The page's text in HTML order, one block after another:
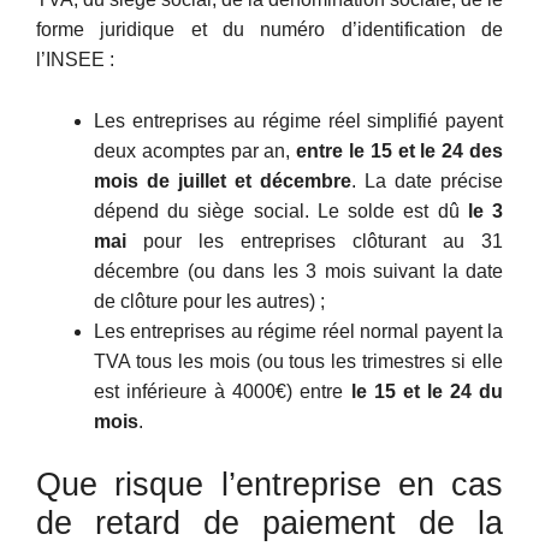
forme juridique et du numéro d’identification de
l’INSEE :
Les entreprises au régime réel simplifié payent
deux acomptes par an,entre le 15 et le 24 des
mois de juillet et décembre. La date précise
dépend du siège social. Le solde est dû
le 3
mai pour les entreprises clôturant au 31
décembre (ou dans les 3 mois suivant la date
de clôture pour les autres) ;
Les entreprises au régime réel normal payent la
TVA tous les mois (ou tous les trimestres si elle
est inférieure à 4000€) entre le 15 et le 24 du
mois.
Que risque l’entreprise en cas
de retard de paiement de la